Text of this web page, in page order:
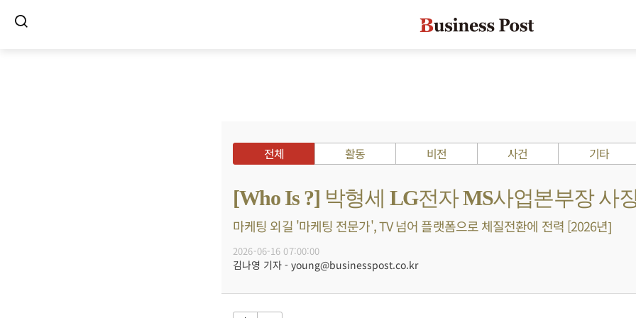
전체 활동 비전 사건 기타
[Who Is ?] 박형세 LG전자 MS사업본부장 사
마케팅 외길 '마케팅 전문가', TV 넘어 플랫폼으로 체질전환에 전력 [2026년]
2026-06-16 07:00:00
김나영 기자 - young@businesspost.co.kr